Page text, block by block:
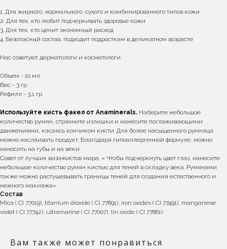
1. Для жирного, нормального, сухого и комбинированного типов кожи.
2. Для тех, кто любит подчеркивать здоровье кожи
3. Для тех, кто ценит экономный расход
4. Безопасный состав, подходит подросткам в деликатном возрасте
Нас советуют дерматологи и косметологи.
Объем - 10 мл
Вес - 3 гр
Рефилл - 3,1 гр
Используйте кисть факел от Anaminerals. Наберите небольшое
количество румян, стряхните излишки и нанесите поглаживающими
движениями, касаясь кончиком кисти. Для более насыщенного румняца
можно наслаивать продукт. Благодаря гипоаллергенной формуле, можно
наносить на губы и на веки.
Совет от лучших визажистов мира: « Чтобы подчеркнуть цвет глаз, нанесите
небольшое количество румян кистью для теней в складку века. Румянами
также можно растушевывать границы теней для создания естественного и
нежного макияжа»
Состав
Mica ( CI 77019), titanium dioxide ( CI 77891), iron oxides ( CI 77491), manganese
violet ( CI 77742), ultramarine ( CI 77007), tin oxide ( CI 77861)
Вам также может понравиться
*Интернет-магазин skecobeauty.com не несёт ответственности
маркетплейс) и у других консультантов
Подпишитесь на наши новости, обещаем присылать
БЕСПЛАТНАЯ ДОСТАВКА
Я согласен с условиями политики конфиденциальности
СЛЕДИТЕ ЗА НАМИ
*